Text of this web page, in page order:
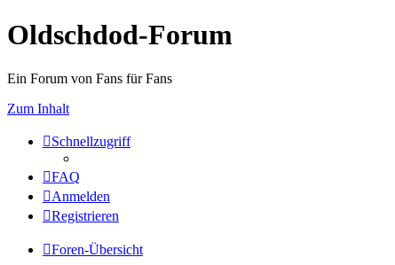
Oldschdod-Forum
Ein Forum von Fans für Fans
Zum Inhalt
Schnellzugriff
FAQ
Anmelden
Registrieren
Foren-Übersicht